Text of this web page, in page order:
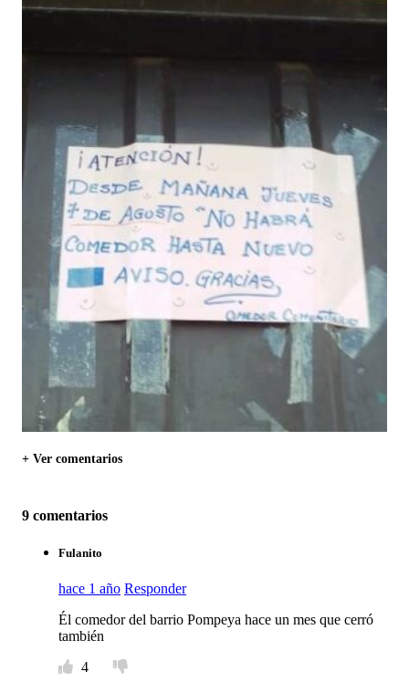
+ Ver comentarios
9 comentarios
Fulanito
hace 1 año Responder
Él comedor del barrio Pompeya hace un mes que cerró
también
4